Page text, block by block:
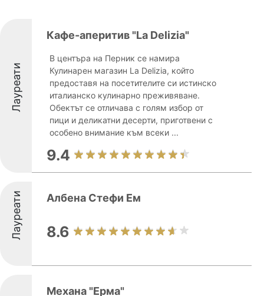
Лауреати
Кафе-аперитив "La Delizia"
В центъра на Перник се намира
Кулинарен магазин La Delizia, който
предоставя на посетителите си истинско
италианско кулинарно преживяване.
Обектът се отличава с голям избор от
пици и деликатни десерти, приготвени с
особено внимание към всеки ...
9.4
Лауреати Албена Стефи Ем
8.6
Механа "Ерма"